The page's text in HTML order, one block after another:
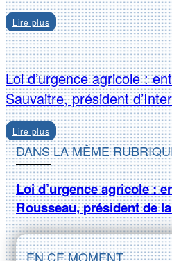
Lire plus
Loi d’urgence agricole :
Sauvaitre, président
Lire plus
DANS LA MÊME
Loi d’urgence agricole :
Rousseau, président de
EN CE MOMENT